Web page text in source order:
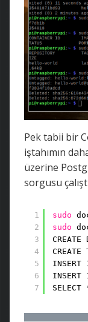
Pek tabii bir
iştahımın
üzerine
sorgusu
1
2
3
4
5
6
7
sudo
sudo
INSERT